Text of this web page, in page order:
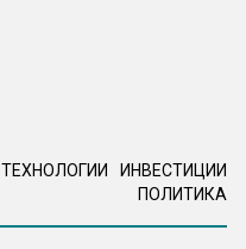
ТЕХНОЛОГИИ
ИНВЕСТИЦИИ
ПОЛИТИКА